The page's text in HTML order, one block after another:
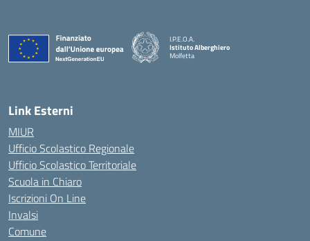
I.P.E.O.A.
Istituto Alberghiero
Molfetta
Link Esterni
MIUR
Ufficio Scolastico Regionale
Ufficio Scolastico Territoriale
Scuola in Chiaro
Iscrizioni On Line
Invalsi
Comune